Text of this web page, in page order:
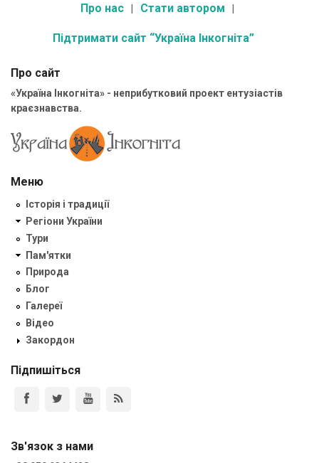
Про нас Стати автором
Підтримати сайт “Україна Інкогніта”
Про сайт
«Україна Інкогніта» - неприбутковий проект ентузіастів
краєзнавства.
Меню
Історія і традиції
Регіони України
Тури
Пам'ятки
Природа
Блог
Галереї
Відео
Закордон
Підпишіться
Зв'язок з нами